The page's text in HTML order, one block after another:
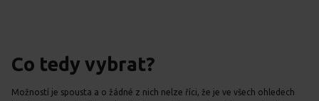
Co tedy vybrat?
Možností je spousta a o žádné z nich nelze říci, že je ve všech ohledech